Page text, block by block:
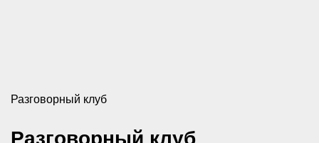
Разговорный клуб
Разговорный клуб